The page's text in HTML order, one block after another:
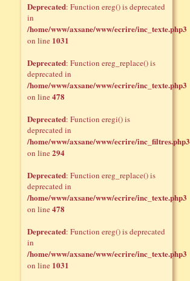
Deprecated: Function ereg() is deprecated
in
/home/www/axsane/www/ecrire/inc_texte.php3
on line 1031
Deprecated: Function ereg_replace() is
deprecated in
/home/www/axsane/www/ecrire/inc_texte.php3
on line478
Deprecated: Function eregi() is
deprecated in
/home/www/axsane/www/ecrire/inc_filtres.php3
on line294
Deprecated: Function ereg_replace() is
deprecated in
/home/www/axsane/www/ecrire/inc_texte.php3
on line478
Deprecated: Function ereg() is deprecated
in
/home/www/axsane/www/ecrire/inc_texte.php3
on line 1031